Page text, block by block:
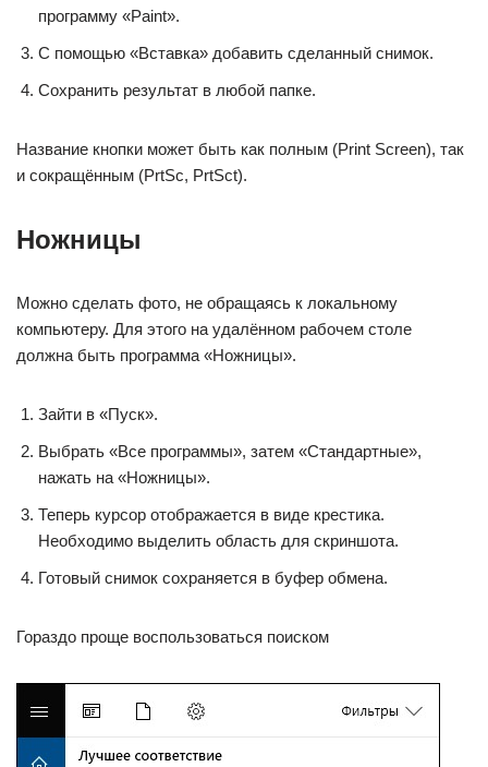
программу «Paint».
С помощью «Вставка» добавить сделанный снимок.
Сохранить результат в любой папке.
Название кнопки может быть как полным (Print Screen), так
и сокращённым (PrtSc, PrtSct).
Ножницы
Можно сделать фото, не обращаясь к локальному
компьютеру. Для этого на удалённом рабочем столе
должна быть программа «Ножницы».
Зайти в «Пуск».
Выбрать «Все программы», затем «Стандартные»,
нажать на «Ножницы».
Теперь курсор отображается в виде крестика.
Необходимо выделить область для скриншота.
Готовый снимок сохраняется в буфер обмена.
Гораздо проще воспользоваться поиском